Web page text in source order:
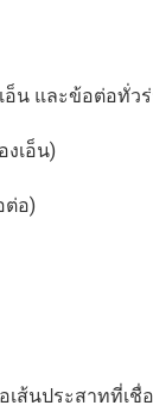
อ็น และข้อต่อทั่
งเอ็น)
ต่อ)
เส้นประสาทที่